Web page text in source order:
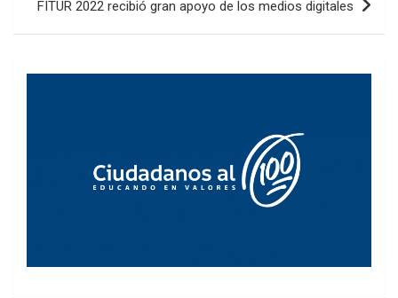
FITUR 2022 recibió gran apoyo de los medios digitales